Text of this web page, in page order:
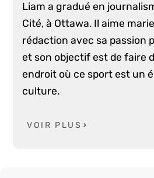
Liam a gradué en
Cité, à Ottawa. Il aime
rédaction avec sa passion
et son objectif est de faire
endroit où ce sport est un
culture.
VOIR PLUS